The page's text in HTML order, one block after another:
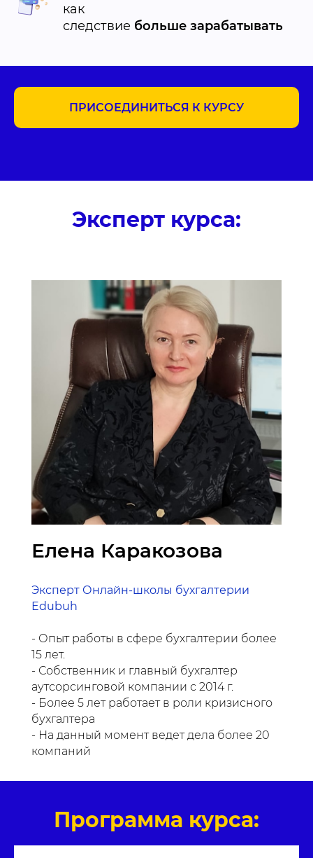
как
следствие больше зарабатывать
ПРИСОЕДИНИТЬСЯ К КУРСУ
Эксперт курса:
Елена Каракозова
Эксперт Онлайн-школы бухгалтерии
Edubuh
- Опыт работы в сфере бухгалтерии более
15 лет.
- Собственник и главный бухгалтер
аутсорсинговой компании с 2014 г.
- Более 5 лет работает в роли кризисного
бухгалтера
- На данный момент ведет дела более 20
компаний
Программа курса: